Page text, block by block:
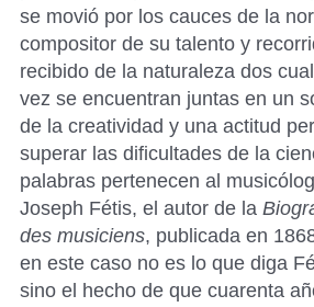
se movió por los cauces de la
compositor de su talento y
recibido de la naturaleza dos
vez se encuentran juntas en un
de la creatividad y una actitud
superar las dificultades de la
palabras pertenecen al
Joseph Fétis, el autor de la
des musiciens, publicada en
en este caso no es lo que diga
sino el hecho de que cuarenta